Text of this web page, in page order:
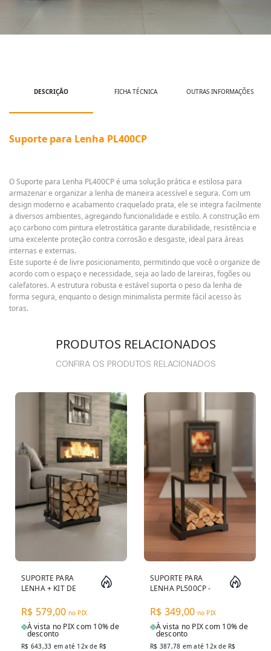
DESCRIÇÃO FICHA TÉCNICA OUTRAS INFORMAÇÕES
Suporte para Lenha PL400CP
O Suporte para Lenha PL400CP é uma solução prática e estilosa para
armazenar e organizar a lenha de maneira acessível e segura. Com um
design moderno e acabamento craquelado prata, ele se integra facilmente
a diversos ambientes, agregando funcionalidade e estilo. A construção em
aço carbono com pintura eletrostática garante durabilidade, resistência e
uma excelente proteção contra corrosão e desgaste, ideal para áreas
internas e externas.
Este suporte é de livre posicionamento, permitindo que você o organize de
acordo com o espaço e necessidade, seja ao lado de lareiras, fogões ou
calefatores. A estrutura robusta e estável suporta o peso da lenha de
forma segura, enquanto o design minimalista permite fácil acesso às
toras.
PRODUTOS RELACIONADOS
CONFIRA OS PRODUTOS RELACIONADOS
SUPORTE PARA
LENHA + KIT DE
- GRANDE
R$ 579,00 no PIX
À vista no PIX com 10% de
desconto
R$ 643,33 em até 12x de R$
SUPORTE PARA
LENHA PL500CP -
R$ 349,00 no PIX
À vista no PIX com 10% de
desconto
R$ 387,78 em até 12x de R$